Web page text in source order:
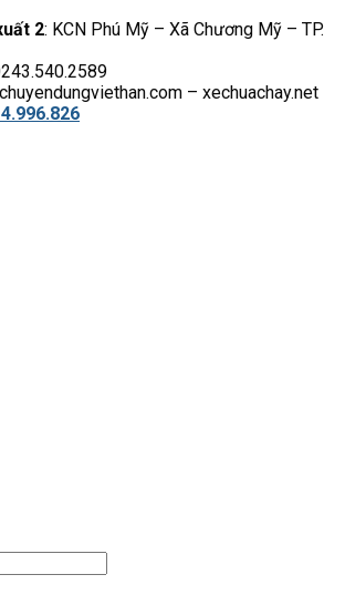
2: KCN Phú Mỹ – Xã Chương Mỹ – TP.
– xechuachay.net